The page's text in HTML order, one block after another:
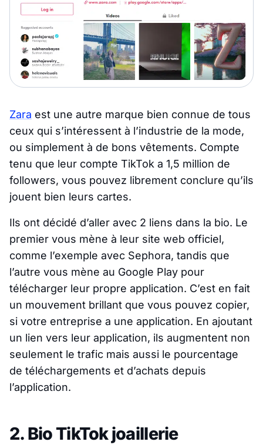
Zara est une autre marque bien connue de tous
ceux qui s’intéressent à l’industrie de la mode,
ou simplement à de bons vêtements. Compte
tenu que leur compte TikTok a 1,5 million de
followers, vous pouvez librement conclure qu’ils
jouent bien leurs cartes.
Ils ont décidé d’aller avec 2 liens dans la bio. Le
premier vous mène à leur site web officiel,
comme l’exemple avec Sephora, tandis que
l’autre vous mène au Google Play pour
télécharger leur propre application. C’est en fait
un mouvement brillant que vous pouvez copier,
si votre entreprise a une application. En ajoutant
un lien vers leur application, ils augmentent non
seulement le trafic mais aussi le pourcentage
de téléchargements et d’achats depuis
l’application.
2. Bio TikTok joaillerie